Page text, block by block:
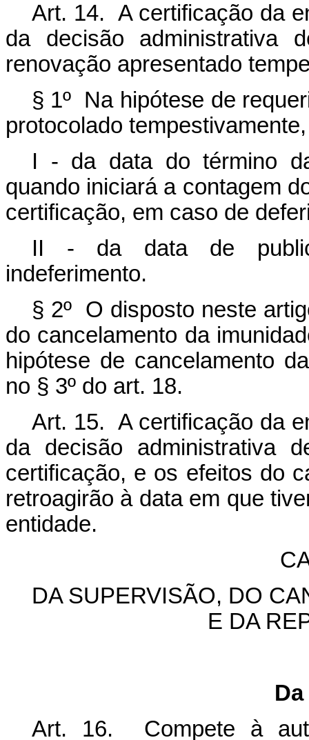
Art. 14. A certificação da
da decisão administrativa
renovação apresentado
§ 1º Na hipótese de
protocolado
I - da data do término
quando iniciará a contagem
certificação, em caso de
II - da data de
indeferimento.
§ 2º O disposto neste
do cancelamento da
hipótese de cancelamento
no § 3º do art. 18.
Art. 15. A certificação da
da decisão administrativa
certificação, e os efeitos do
retroagirão à data em que
entidade.
DA SUPERVISÃO, DO
E DA
Art. 16. Compete à